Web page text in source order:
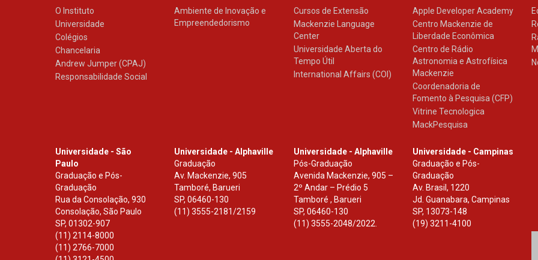
O Instituto
Universidade
Colégios
Chancelaria
Andrew Jumper (CPAJ)
Responsabilidade Social
Ambiente de Inovação e
Empreendedorismo
Cursos de Extensão
Mackenzie Language
Center
Universidade Aberta do
Tempo Útil
International Affairs (COI)
Apple Developer Academy
Centro Mackenzie de
Liberdade Econômica
Centro de Rádio
Astronomia e Astrofísica
Mackenzie
Coordenadoria de
Fomento à Pesquisa (CFP)
Vitrine Tecnologica
MackPesquisa
Universidade - São
Paulo
Graduação e Pós-
Graduação
Rua da Consolação, 930
Consolação, São Paulo
SP, 01302-907
(11) 2114-8000
(11) 2766-7000
Universidade - Alphaville
Graduação
Av. Mackenzie, 905
Tamboré, Barueri
SP,06460-130
(11) 3555-2181/2159
Universidade - Alphaville
Pós-Graduação
Avenida Mackenzie, 905 –
2º Andar – Prédio 5
Tamboré , Barueri
SP, 06460-130
(11) 3555-2048/2022.
Universidade - Campinas
Graduação e Pós-
Graduação
Av. Brasil, 1220
Jd. Guanabara, Campinas
SP, 13073-148
(19) 3211-4100